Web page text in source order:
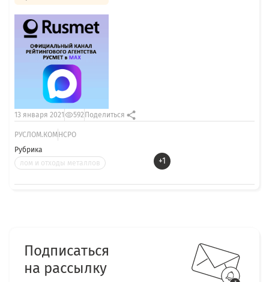
Рубрика
лом и отходы металлов
+1
13 января 2021 592 Поделиться
РУСЛОМ.КОМ НСРО
Подписаться
на рассылку